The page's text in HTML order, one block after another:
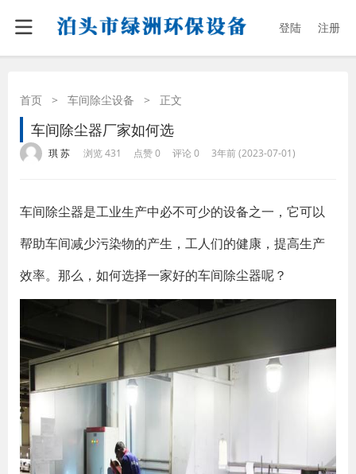
登陆 注册
首页 > 车间除尘设备 > 正文
车间除尘器厂家如何选
琪 苏 浏览 431 点赞 0 评论 0 3年前 (2023-07-01)
车间除尘器是工业生产中必不可少的设备之一，它可以
帮助车间减少污染物的产生，工人们的健康，提高生产
效率。那么，如何选择一家好的车间除尘器呢？